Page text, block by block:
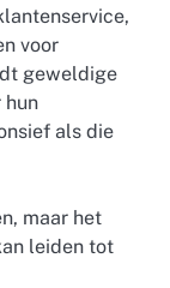
voor
geweldige
hun
als die
maar het
leiden tot